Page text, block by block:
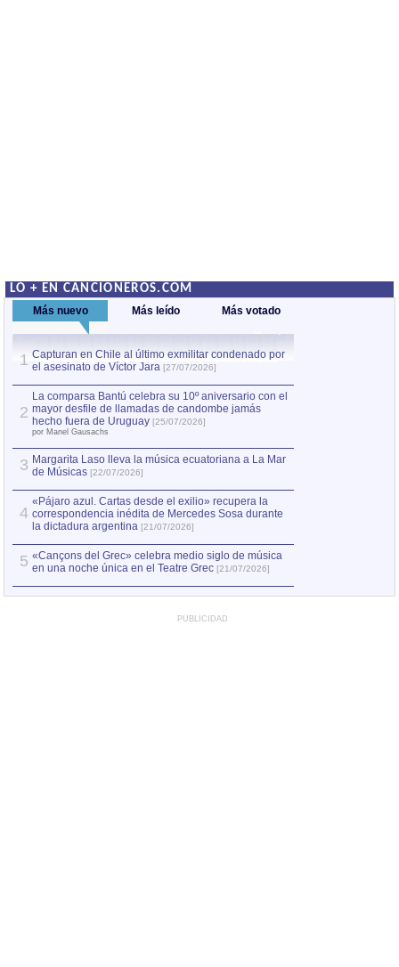
LO + EN CANCIONEROS.COM
Más nuevo Más leído Más votado
1 Capturan en Chile al último exmilitar condenado por
el asesinato de Víctor Jara [27/07/2026]
2
La comparsa Bantú celebra su 10º aniversario con el
mayor desfile de llamadas de candombe jamás
hecho fuera de Uruguay [25/07/2026]
por Manel Gausachs
3 Margarita Laso lleva la música ecuatoriana a La Mar
de Músicas [22/07/2026]
4
«Pájaro azul. Cartas desde el exilio» recupera la
correspondencia inédita de Mercedes Sosa durante
la dictadura argentina [21/07/2026]
5 «Cançons del Grec» celebra medio siglo de música
en una noche única en el Teatre Grec [21/07/2026]
PUBLICIDAD